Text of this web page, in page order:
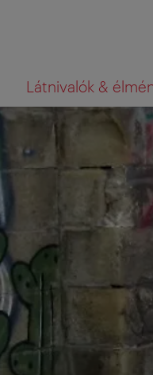
Látnivalók &
Mit
az,
amit